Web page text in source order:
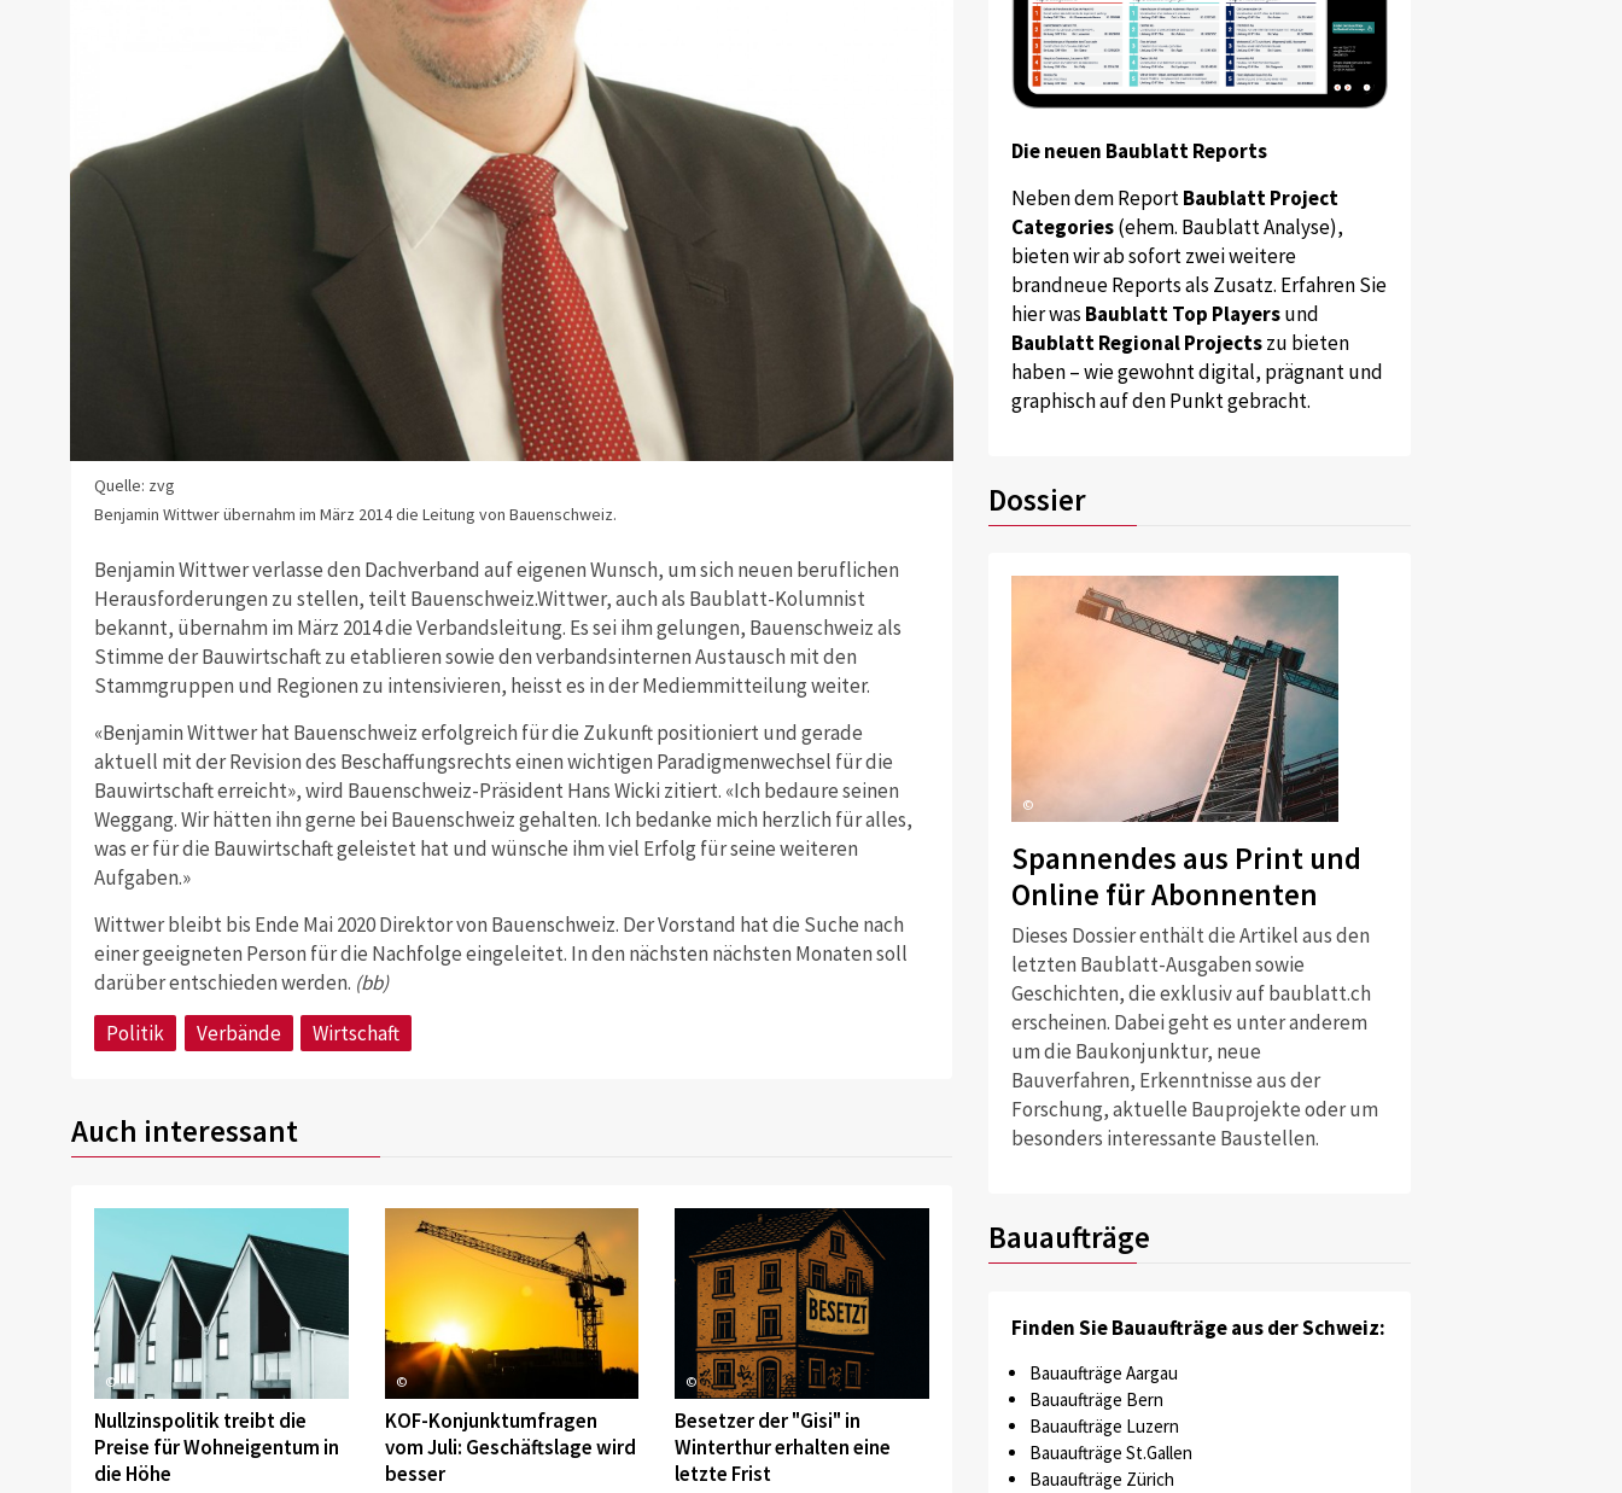
Quelle: zvg
Benjamin Wittwer übernahm im März 2014 die Leitung von Bauenschweiz.
Benjamin Wittwer verlasse den Dachverband auf eigenen Wunsch, um sich neuen beruflichen
Herausforderungen zu stellen, teilt Bauenschweiz.Wittwer, auch als Baublatt-Kolumnist
bekannt, übernahm im März 2014 die Verbandsleitung. Es sei ihm gelungen, Bauenschweiz als
Stimme der Bauwirtschaft zu etablieren sowie den verbandsinternen Austausch mit den
Stammgruppen und Regionen zu intensivieren, heisst es in der Mediemmitteilung weiter.
«Benjamin Wittwer hat Bauenschweiz erfolgreich für die Zukunft positioniert und gerade
aktuell mit der Revision des Beschaffungsrechts einen wichtigen Paradigmenwechsel für die
Bauwirtschaft erreicht», wird Bauenschweiz-Präsident Hans Wicki zitiert. «Ich bedaure seinen
Weggang. Wir hätten ihn gerne bei Bauenschweiz gehalten. Ich bedanke mich herzlich für alles,
was er für die Bauwirtschaft geleistet hat und wünsche ihm viel Erfolg für seine weiteren
Aufgaben.»
Wittwer bleibt bis Ende Mai 2020 Direktor von Bauenschweiz. Der Vorstand hat die Suche nach
einer geeigneten Person für die Nachfolge eingeleitet. In den nächsten nächsten Monaten soll
darüber entschieden werden. (bb)
Politik
Verbände Wirtschaft
Auch interessant
©
Nullzinspolitik treibt die
Preise für Wohneigentum in
die Höhe
©
KOF-Konjunktumfragen
vom Juli: Geschäftslage wird
besser
©
Besetzer der "Gisi" in
Winterthur erhalten eine
letzte Frist
Die neuen Baublatt Reports
Neben dem ReportBaublatt Project
Categories(ehem. Baublatt Analyse),
bieten wir ab sofort zwei weitere
brandneue Reports als Zusatz. Erfahren Sie
hier was Baublatt Top Playersund
Baublatt Regional Projectszu bieten
haben – wie gewohnt digital, prägnant und
graphisch auf den Punkt gebracht.
Dossier
©
Spannendes aus Print und
Online für Abonnenten
Dieses Dossier enthält die Artikel aus den
letzten Baublatt-Ausgaben sowie
Geschichten, die exklusiv auf baublatt.ch
erscheinen. Dabei geht es unter anderem
um die Baukonjunktur, neue
Bauverfahren, Erkenntnisse aus der
Forschung, aktuelle Bauprojekte oder um
besonders interessante Baustellen.
Bauaufträge
Finden Sie Bauaufträge aus der Schweiz:
Bauaufträge Aargau
Bauaufträge Bern
Bauaufträge Luzern
Bauaufträge St.Gallen
Bauaufträge Zürich